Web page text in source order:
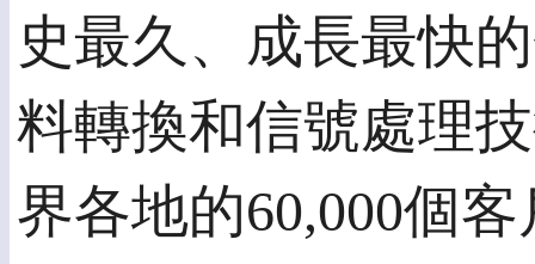
史最久、成長最快
料轉換和信號處理
界各地的60,000個